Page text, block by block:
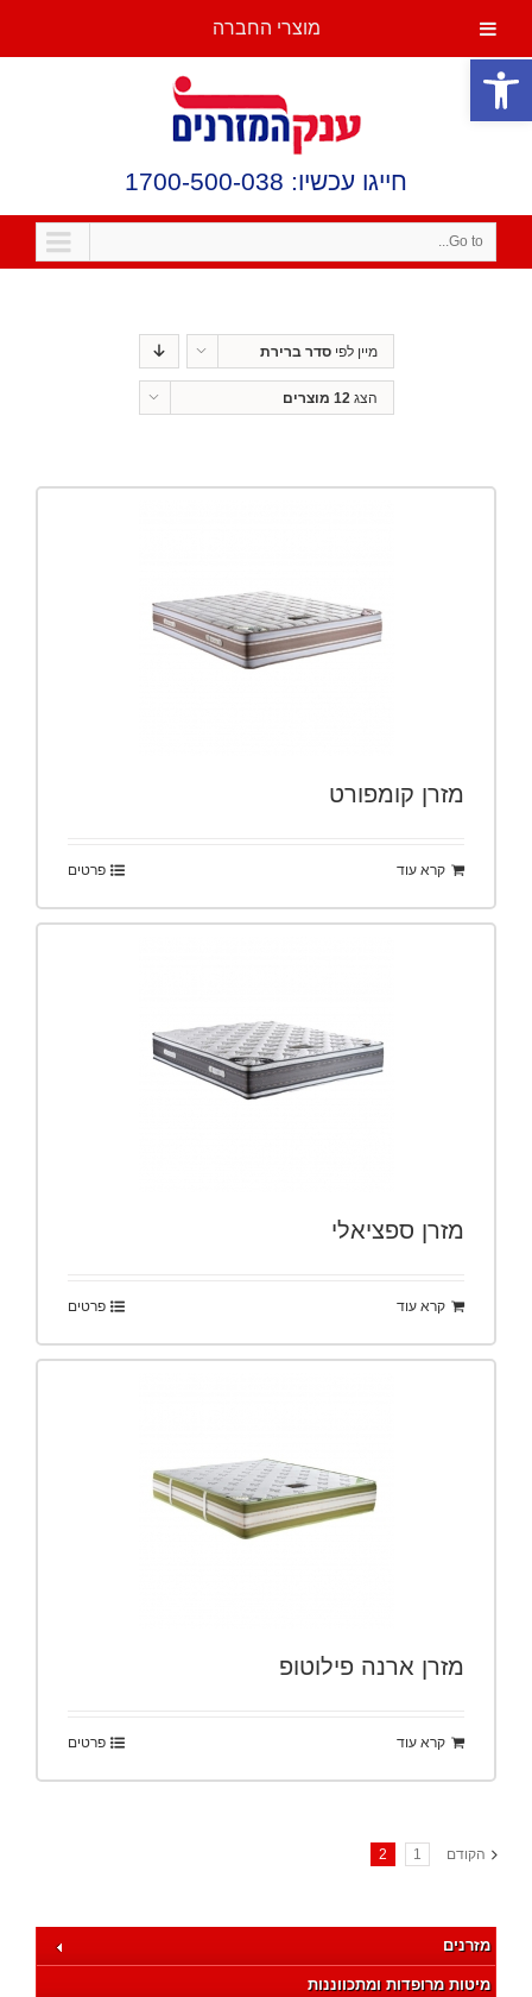
פתח סרגל נגישות
חייגו עכשיו: 1700-500-038
Go to...
מיין לפיסדר ברירת
מחדל
הצג12 מוצרים
מזרן קומפורט
קרא עוד פרטים
מזרן ספציאלי
קרא עוד פרטים
מזרן ארנה פילוטופ
קרא עוד פרטים
הקודם 1
2
מזרנים
מיטות מרופדות ומתכווננות
מוצרי החברה